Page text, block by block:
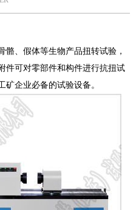
骼、假体等生物产品扭转试验，
件可对零部件和构件进行抗扭试
企业必备的试验设备。